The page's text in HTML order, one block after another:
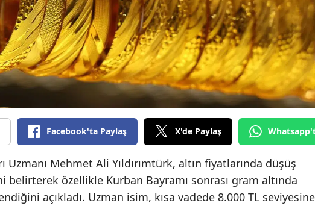
Çorum
Denizli
Diyarbakır
Edirne
Elazığ
Erzincan
Erzurum
Eskişehir
Facebook'ta Paylaş X'de Paylaş
Uzmanı Mehmet Ali Yıldırımtürk, altın fiyatlarında düşüş
özellikle Kurban Bayramı sonrası gram altında
açıkladı. Uzman isim, kısa vadede 8.000 TL seviyesine